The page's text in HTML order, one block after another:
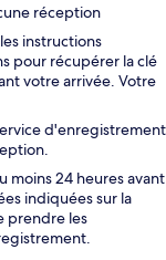
réception
instructions
pour récupérer la clé
votre arrivée. Votre
d'enregistrement
moins 24 heures avant
indiquées sur la
prendre les